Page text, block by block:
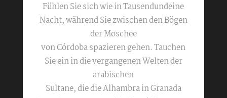
Fühlen Sie sich wie in Tausendundeine
Nacht, während Sie zwischen den Bögen
der Moschee
von Córdoba spazieren gehen. Tauchen
Sie ein in die vergangenen Welten der
arabischen
Sultane, die die Alhambra in Granada